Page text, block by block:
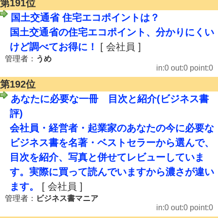
第191位
国土交通省 住宅エコポイントは？
国土交通省の住宅エコポイント、分かりにくい
けど調べてお得に！
[ 会社員 ]
管理者： うめ
in:0 out:0 point:0
第192位
あなたに必要な一冊 目次と紹介(ビジネス書
評)
会社員・経営者・起業家のあなたの今に必要な
ビジネス書を名著・ベストセラーから選んで、
目次を紹介、写真と併せてレビューしていま
す。実際に買って読んでいますから濃さが違い
ます。
[ 会社員 ]
管理者： ビジネス書マニア
in:0 out:0 point:0